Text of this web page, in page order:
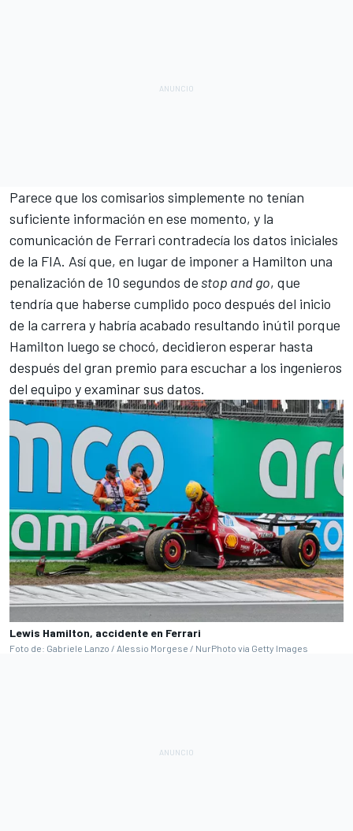
Parece que los comisarios simplemente no tenían
suficiente información en ese momento, y la
comunicación de Ferrari contradecía los datos iniciales
de la FIA. Así que, en lugar de imponer a Hamilton una
penalización de 10 segundos de stop and go, que
tendría que haberse cumplido poco después del inicio
de la carrera y habría acabado resultando inútil porque
Hamilton luego se chocó, decidieron esperar hasta
después del gran premio para escuchar a los ingenieros
del equipo y examinar sus datos.
Lewis Hamilton, accidente en Ferrari
Foto de: Gabriele Lanzo / Alessio Morgese / NurPhoto via Getty Images